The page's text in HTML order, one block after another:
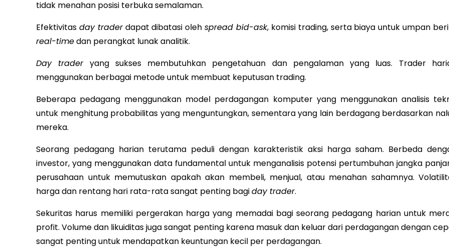
tidak menahan posisi terbuka semalaman.
Efektivitas day traderdapat dibatasi olehspread bid-ask, komisi trading, serta biaya untuk umpan
real-timedan perangkat lunak analitik.
Day traderyang sukses membutuhkan pengetahuan dan pengalaman yang luas. Trader
menggunakan berbagai metode untuk membuat keputusan trading.
Beberapa pedagang menggunakan model perdagangan komputer yang menggunakan analisis
untuk menghitung probabilitas yang menguntungkan, sementara yang lain berdagang berdasarkan
mereka.
Seorang pedagang harian terutama peduli dengan karakteristik aksi harga saham. Berbeda
investor, yang menggunakan data fundamental untuk menganalisis potensi pertumbuhan jangka
perusahaan untuk memutuskan apakah akan membeli, menjual, atau menahan sahamnya.
harga dan rentang hari rata-rata sangat penting bagiday trader.
Sekuritas harus memiliki pergerakan harga yang memadai bagi seorang pedagang harian untuk
profit. Volume dan likuiditas juga sangat penting karena masuk dan keluar dari perdagangan dengan
sangat penting untuk mendapatkan keuntungan kecil per perdagangan.